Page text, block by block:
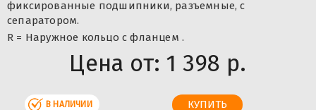
фиксированные подшипники, разъемные, с
сепаратором.
R = Наружное кольцо с фланцем .
Цена от: 1 398 р.
В НАЛИЧИИ